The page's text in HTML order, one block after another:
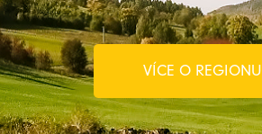
VÍCE O REGIONU